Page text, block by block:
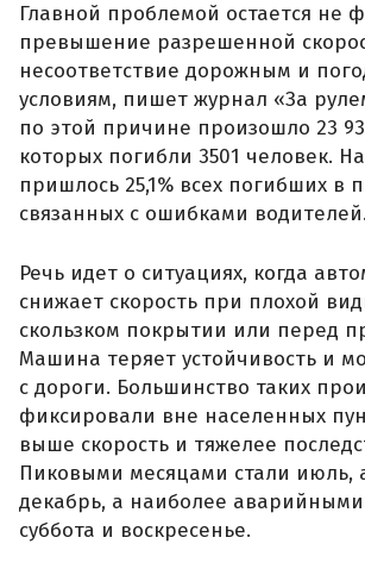
Главной проблемой остается не
превышение разрешенной
несоответствие дорожным и
условиям, пишет журнал «За
по этой причине произошло 23
которых погибли 3501 человек.
пришлось 25,1% всех погибших в
связанных с ошибками водителей.
Речь идет о ситуациях, когда
снижает скорость при плохой
скользком покрытии или перед
Машина теряет устойчивость и
с дороги. Большинство таких
фиксировали вне населенных
выше скорость и тяжелее
Пиковыми месяцами стали июль,
декабрь, а наиболее
суббота и воскресенье.